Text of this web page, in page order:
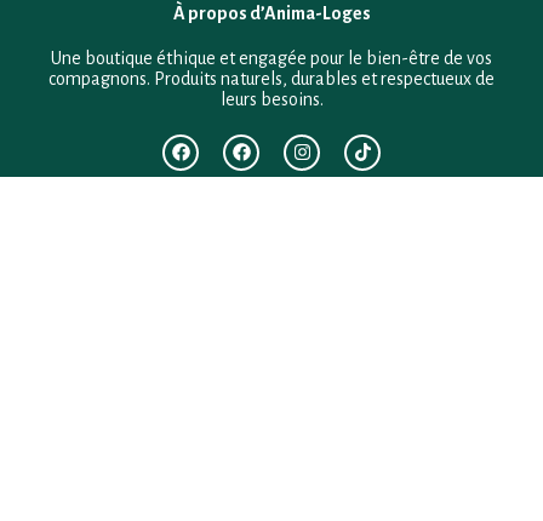
À propos d’Anima-Loges
Une boutique éthique et engagée pour le bien-être de vos
compagnons. Produits naturels, durables et respectueux de
leurs besoins.